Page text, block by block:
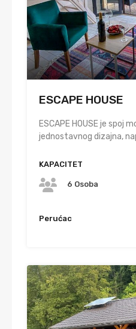
ESCAPE HOUSE
ESCAPE HOUSE je spoj
jednostavnog dizajna,
KAPACITET
6 Osoba
Perućac